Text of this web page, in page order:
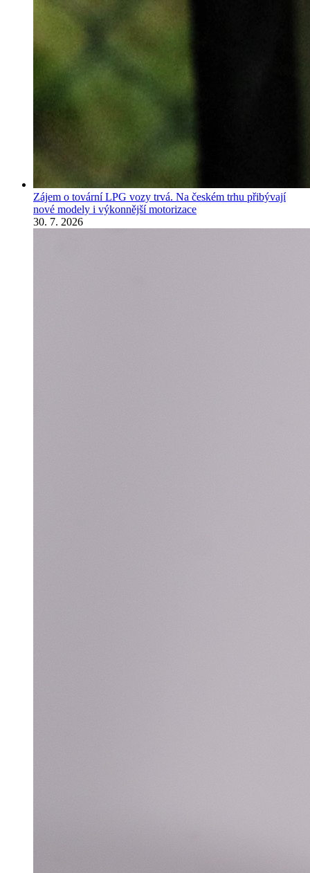
Zájem o tovární LPG vozy trvá. Na českém trhu přibývají
nové modely i výkonnější motorizace
30. 7. 2026